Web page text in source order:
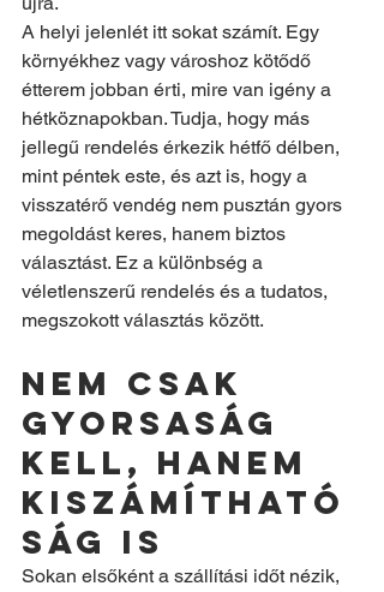
A helyi jelenlét itt sokat számít. Egy
környékhez vagy városhoz kötődő
étterem jobban érti, mire van igény a
hétköznapokban. Tudja, hogy más
jellegű rendelés érkezik hétfő délben,
mint péntek este, és azt is, hogy a
visszatérő vendég nem pusztán gyors
megoldást keres, hanem biztos
választást. Ez a különbség a
véletlenszerű rendelés és a tudatos,
megszokott választás között.
Nem csak
gyorsaság
kell, hanem
kiszámítható
ság is
Sokan elsőként a szállítási időt nézik,